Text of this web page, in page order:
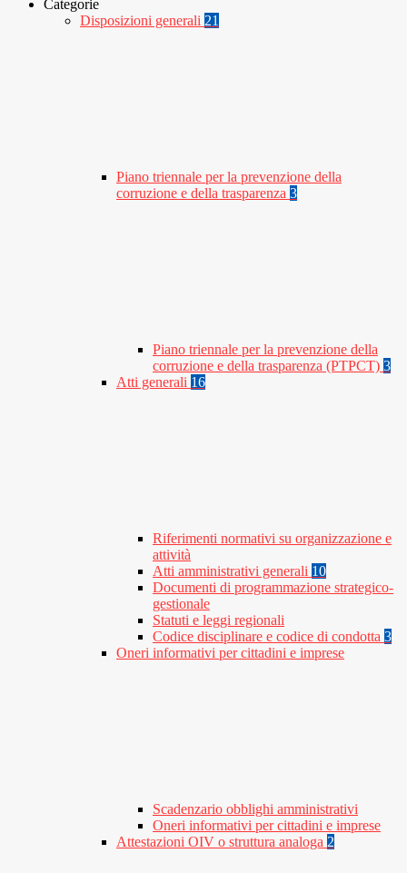
Categorie
Disposizioni generali 21
Piano triennale per la prevenzione della
corruzione e della trasparenza 3
Piano triennale per la prevenzione della
corruzione e della trasparenza (PTPCT) 3
Atti generali 16
Riferimenti normativi su organizzazione e
attività
Atti amministrativi generali 10
Documenti di programmazione strategico-
gestionale
Statuti e leggi regionali
Codice disciplinare e codice di condotta 3
Oneri informativi per cittadini e imprese
Scadenzario obblighi amministrativi
Oneri informativi per cittadini e imprese
Attestazioni OIV o struttura analoga 2